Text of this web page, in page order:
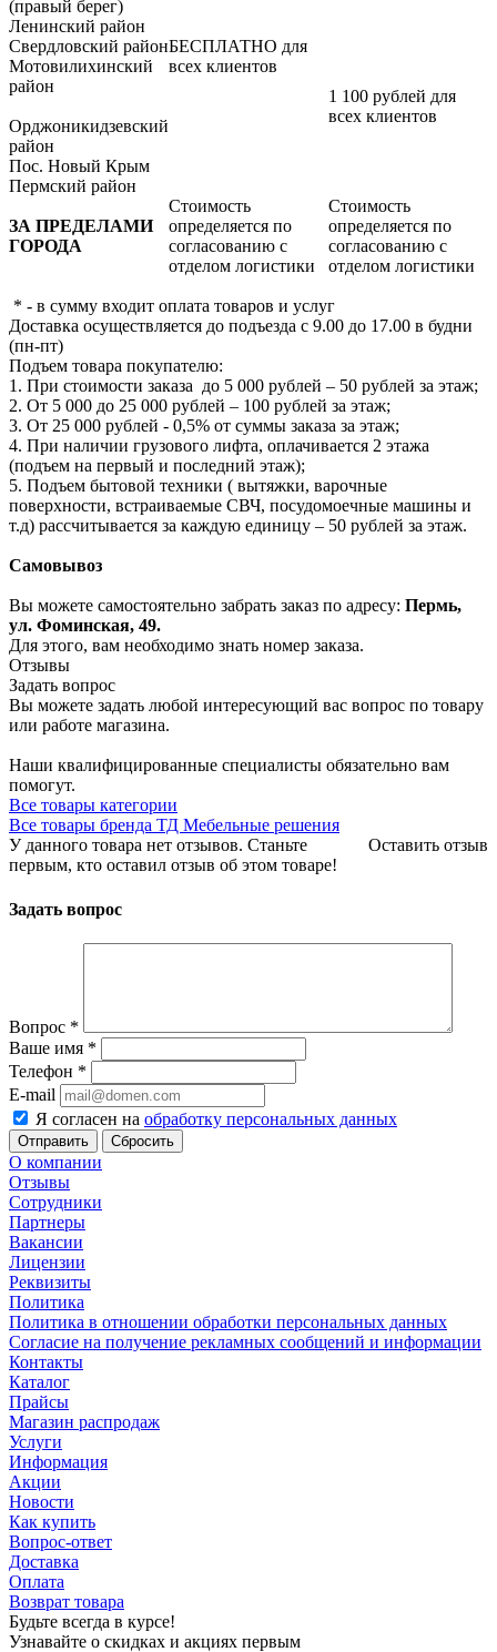
(правый берег)
Ленинский район
Свердловский район
Мотовилихинский
район
Орджоникидзевский
район
Пос. Новый Крым
Пермский район
БЕСПЛАТНО для
всех клиентов
1 100 рублей для
всех клиентов
ЗА ПРЕДЕЛАМИ
ГОРОДА
Стоимость
определяется по
согласованию с
отделом логистики
Стоимость
определяется по
согласованию с
отделом логистики
* - в сумму входит оплата товаров и услуг
Доставка осуществляется до подъезда с 9.00 до 17.00 в будни
(пн-пт)
Подъем товара покупателю:
1. При стоимости заказа до 5 000 рублей – 50 рублей за этаж;
2. От 5 000 до 25 000 рублей – 100 рублей за этаж;
3. От 25 000 рублей - 0,5% от суммы заказа за этаж;
4. При наличии грузового лифта, оплачивается 2 этажа
(подъем на первый и последний этаж);
5. Подъем бытовой техники ( вытяжки, варочные
поверхности, встраиваемые СВЧ, посудомоечные машины и
т.д) рассчитывается за каждую единицу – 50 рублей за этаж.
Самовывоз
Вы можете самостоятельно забрать заказ по адресу: Пермь,
ул. Фоминская, 49.
Для этого, вам необходимо знать номер заказа.
Отзывы
Задать вопрос
Вы можете задать любой интересующий вас вопрос по товару
или работе магазина.
Наши квалифицированные специалисты обязательно вам
помогут.
Все товары категории
Все товары бренда ТД Мебельные решения
Оставить отзыв
У данного товара нет отзывов. Станьте
первым, кто оставил отзыв об этом товаре!
Задать вопрос
Вопрос *
Ваше имя *
Телефон *
E-mail
Я согласен на обработку персональных данных
Сбросить
О компании
Отзывы
Сотрудники
Партнеры
Вакансии
Лицензии
Реквизиты
Политика
Политика в отношении обработки персональных данных
Согласие на получение рекламных сообщений и информации
Контакты
Каталог
Прайсы
Магазин распродаж
Услуги
Информация
Акции
Новости
Как купить
Вопрос-ответ
Доставка
Оплата
Возврат товара
Будьте всегда в курсе!
Узнавайте о скидках и акциях первым